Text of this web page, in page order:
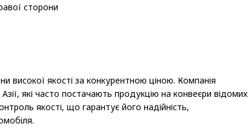
сторони
якості за конкурентною ціною. Компанія
які часто постачають продукцію на конвеєри відомих
якості, що гарантує його надійність,